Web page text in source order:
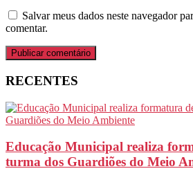
Salvar meus dados neste navegador
comentar.
RECENTES
Educação Municipal realiza
turma dos Guardiões do Meio